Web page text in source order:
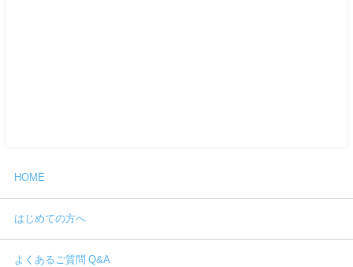
HOME
はじめての方へ
よくあるご質問 Q&A